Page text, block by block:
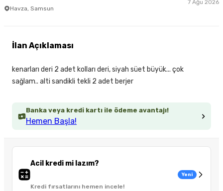
Havza, Samsun
7 Ağu 2026
Banka veya kredi kartı ile ödeme avantajı!
Hemen Başla!
Acil kredi mi lazım?
Kredi fırsatlarını hemen incele!
Yeni
İlan Açıklaması
kenarları deri 2 adet kolları deri, siyah süet büyük... çok
sağlam.. alti sandikli tekli 2 adet berjer